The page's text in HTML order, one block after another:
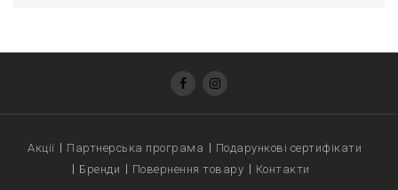
Акції Партнерська програма
Подарункові сертифікати
Бренди
Повернення товару Контакти